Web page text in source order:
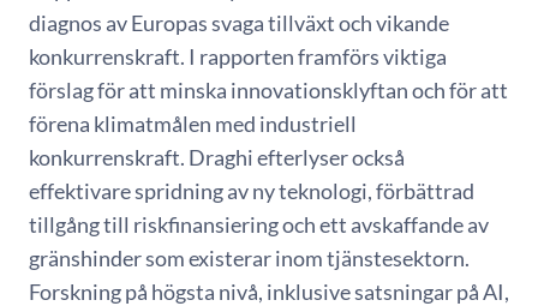
diagnos av Europas svaga tillväxt och vikande
konkurrenskraft. I rapporten framförs viktiga
förslag för att minska innovationsklyftan och för att
förena klimatmålen med industriell
konkurrenskraft. Draghi efterlyser också
effektivare spridning av ny teknologi, förbättrad
tillgång till riskfinansiering och ett avskaffande av
gränshinder som existerar inom tjänstesektorn.
Forskning på högsta nivå, inklusive satsningar på AI,